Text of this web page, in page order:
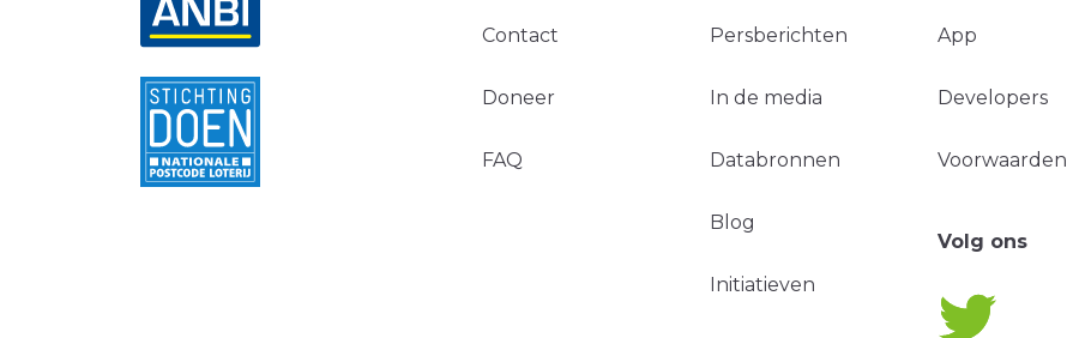
Contact
Doneer
FAQ
Persberichten
In de media
Databronnen
Blog
Initiatieven
App
Developers
Voorwaarden
Volg ons